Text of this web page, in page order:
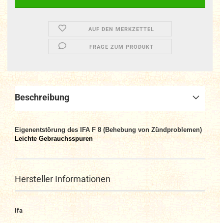
AUF DEN MERKZETTEL
FRAGE ZUM PRODUKT
Beschreibung
Eigenentstörung des IFA F 8 (Behebung von Zündproblemen)
Leichte Gebrauchsspuren
Hersteller Informationen
Ifa